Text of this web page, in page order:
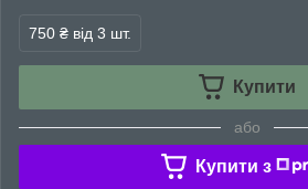
750 ₴ від 3 шт.
Купити
або
Купити з